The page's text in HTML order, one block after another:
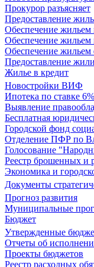
Прокурор разъясняет
Предоставление
Обеспечение жильем
Обеспечение жильем
Обеспечение жильем
Предоставление
Жилье в кредит
Новостройки ВИФ
Ипотека по ставке
Выявление
Бесплатная
Городской фонд
Отделение ПФР по
Голосование
Реестр брошенных и
Экономика и
Документы
Прогноз развития
Муниципальные
Бюджет
Утвержденные
Отчеты об
Проекты бюджетов
Реестр расходных